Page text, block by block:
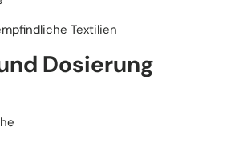
Textilien
Dosierung